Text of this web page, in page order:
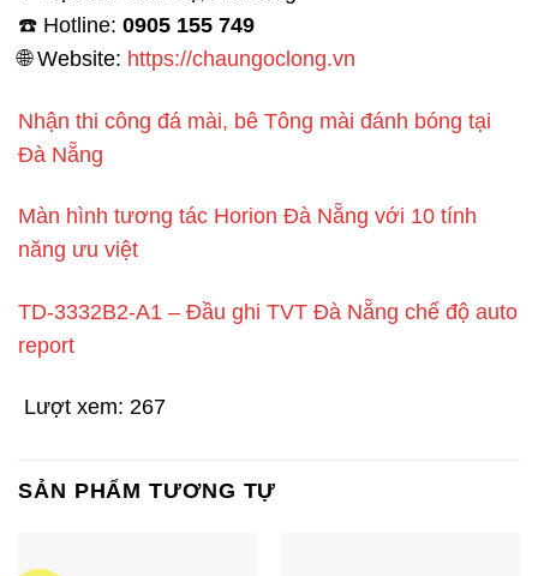
☎️ Hotline: 0905 155 749
🌐 Website: https://chaungoclong.vn
Nhận thi công đá mài, bê Tông mài đánh bóng tại
Đà Nẵng
Màn hình tương tác Horion Đà Nẵng với 10 tính
năng ưu việt
TD-3332B2-A1 – Đầu ghi TVT Đà Nẵng chế độ auto
report
Lượt xem: 267
SẢN PHẨM TƯƠNG TỰ